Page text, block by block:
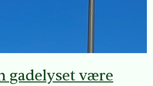
gadelyset være